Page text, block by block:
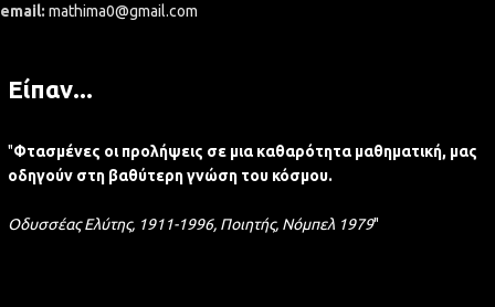
email: mathima0@gmail.com
Είπαν...
"Φτασμένες οι προλήψεις σε μια καθαρότητα μαθηματική, μας
οδηγούν στη βαθύτερη γνώση του κόσμου.
Οδυσσέας Ελύτης, 1911-1996, Ποιητής, Νόμπελ 1979"